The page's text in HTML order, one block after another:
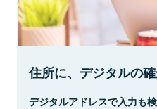
住所に、デジタルの確
デジタルアドレスで入力も